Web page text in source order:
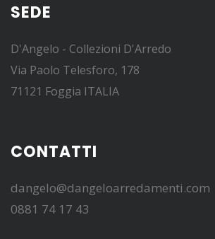
SEDE
D'Angelo - Collezioni D'Arredo
Via Paolo Telesforo, 178
71121 Foggia ITALIA
CONTATTI
dangelo@dangeloarredamenti.com
0881 74 17 43